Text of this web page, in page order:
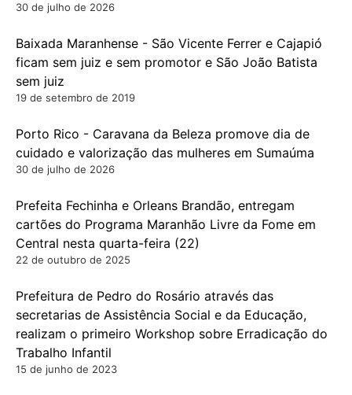
30 de julho de 2026
Baixada Maranhense - São Vicente Ferrer e Cajapió
ficam sem juiz e sem promotor e São João Batista
sem juiz
19 de setembro de 2019
Porto Rico - Caravana da Beleza promove dia de
cuidado e valorização das mulheres em Sumaúma
30 de julho de 2026
Prefeita Fechinha e Orleans Brandão, entregam
cartões do Programa Maranhão Livre da Fome em
Central nesta quarta-feira (22)
22 de outubro de 2025
Prefeitura de Pedro do Rosário através das
secretarias de Assistência Social e da Educação,
realizam o primeiro Workshop sobre Erradicação do
Trabalho Infantil
15 de junho de 2023